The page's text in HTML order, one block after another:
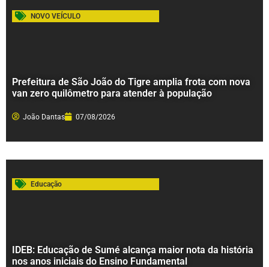
NOVO VEÍCULO
Prefeitura de São João do Tigre amplia frota com nova
van zero quilômetro para atender à população
João Dantas 07/08/2026
Educação
IDEB: Educação de Sumé alcança maior nota da história
nos anos iniciais do Ensino Fundamental